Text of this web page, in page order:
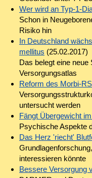
Wer wird an Typ-1-
Schon in
Risiko hin
In Deutschland
mellitus (25.02.2017)
Das belegt eine
Versorgungsatlas
Reform des Morbi-
untersucht werden
Fängt Übergewicht
Psychische Aspekte
Das Herz 'riecht'
interessieren könnte
Bessere Versorgung